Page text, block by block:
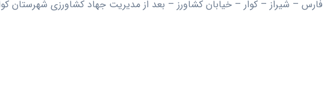
فارس – شیراز – کوار – خیابان کشاورز – بعد از مدیریت جهاد کشاورزی شهرستان